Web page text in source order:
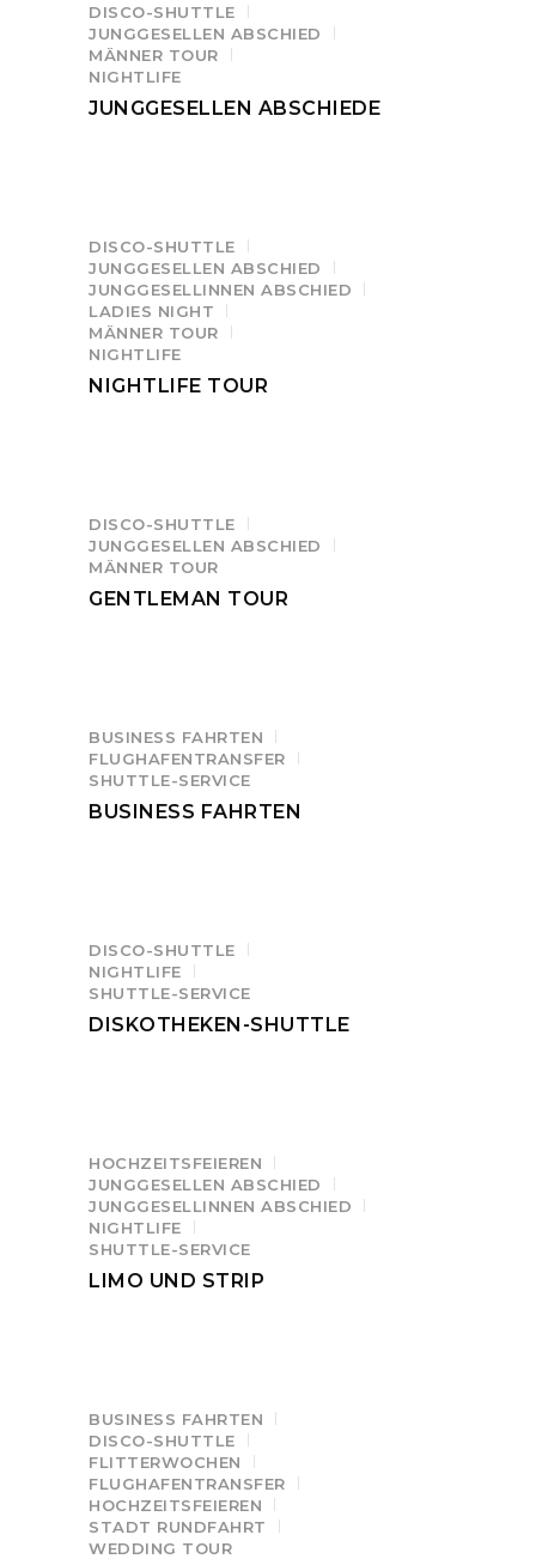
DISCO-SHUTTLE
JUNGGESELLEN ABSCHIED
MÄNNER TOUR
NIGHTLIFE
JUNGGESELLEN ABSCHIEDE
DISCO-SHUTTLE
JUNGGESELLEN ABSCHIED
JUNGGESELLINNEN ABSCHIED
LADIES NIGHT
MÄNNER TOUR
NIGHTLIFE
NIGHTLIFE TOUR
DISCO-SHUTTLE
JUNGGESELLEN ABSCHIED
MÄNNER TOUR
GENTLEMAN TOUR
BUSINESS FAHRTEN
FLUGHAFENTRANSFER
SHUTTLE-SERVICE
BUSINESS FAHRTEN
DISCO-SHUTTLE
NIGHTLIFE
SHUTTLE-SERVICE
DISKOTHEKEN-SHUTTLE
HOCHZEITSFEIEREN
JUNGGESELLEN ABSCHIED
JUNGGESELLINNEN ABSCHIED
NIGHTLIFE
SHUTTLE-SERVICE
LIMO UND STRIP
BUSINESS FAHRTEN
DISCO-SHUTTLE
FLITTERWOCHEN
FLUGHAFENTRANSFER
HOCHZEITSFEIEREN
STADT RUNDFAHRT
WEDDING TOUR